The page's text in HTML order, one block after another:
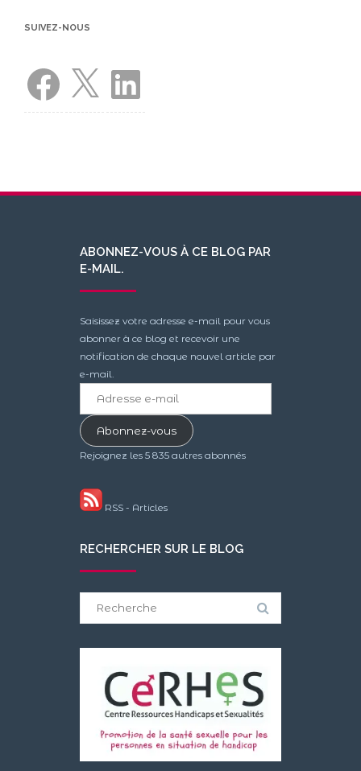
SUIVEZ-NOUS
Facebook LinkedIn
ABONNEZ-VOUS À CE BLOG PAR
E-MAIL.
Saisissez votre adresse e-mail pour vous
abonner à ce blog et recevoir une
notification de chaque nouvel article par
e-mail.
mailAbonnez-vous
Rejoignez les 5 835 autres abonnés
RSS - Articles
RECHERCHER SUR LE BLOG